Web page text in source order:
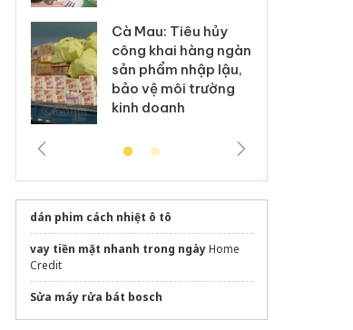
Cà Mau: Tiêu hủy
công khai hàng ngàn
sản phẩm nhập lậu,
bảo vệ môi trường
kinh doanh
dán phim cách nhiệt ô tô
vay tiền mặt nhanh trong ngàyHome
Credit
Sửa máy rửa bát bosch